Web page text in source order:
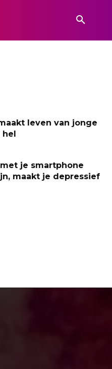
leven van jonge
hel
je smartphone
maakt je depressief